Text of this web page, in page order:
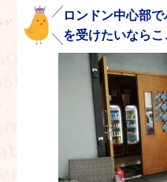
ロンドン中心部
を受けたいならこ